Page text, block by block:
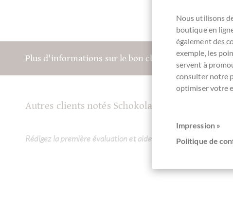
Plus d'informations sur le bon chocolat? Inscrivez-
Autres clients notés Schokoladen Osterei
Rédigez la première évaluation et aidez les autres clients.
Nous utilisons
boutique en
également des
exemple, les
servent à
consulter notre
optimiser votre
Impression »
Politique de